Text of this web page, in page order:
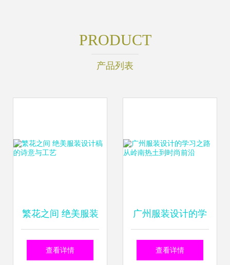
PRODUCT
产品列表
繁花之间 绝美服装
设计稿的诗意与工
查看详情
广州服装设计的学
习之路 从岭南热土
查看详情